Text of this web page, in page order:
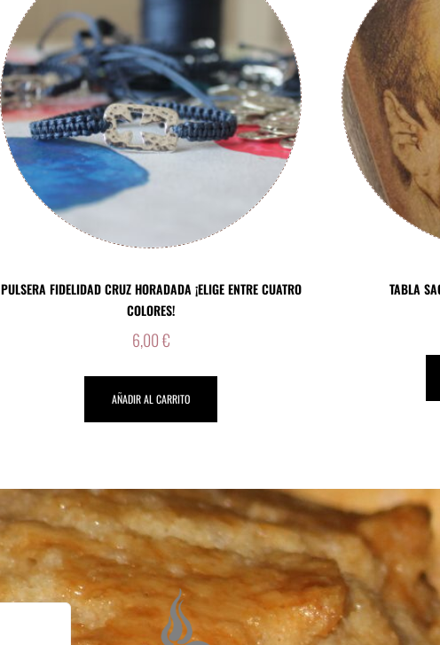
PULSERA FIDELIDAD CRUZ HORADADA ¡ELIGE ENTRE CUATRO
COLORES!
6,00€
AÑADIR AL CARRITO
TABLA